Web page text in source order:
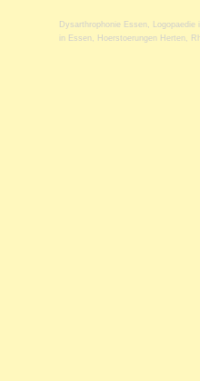
Dysarthrophonie Essen , Logopaedie
in Essen , Hoerstoerungen Herten ,